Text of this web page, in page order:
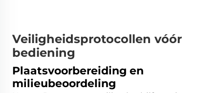
Veiligheidsprotocollen vóór
bediening
Plaatsvoorbereiding en
milieubeoordeling